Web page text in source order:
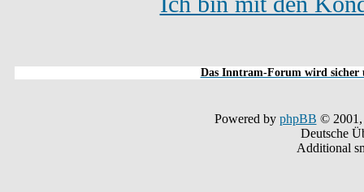
Das Inntram-Forum wird sicher
Powered by phpBB © 2001,
Deutsche
Additional